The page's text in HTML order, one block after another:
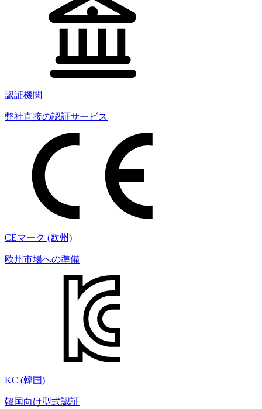
認証機関
弊社直接の認証サービス
CEマーク (欧州)
欧州市場への準備
KC (韓国)
韓国向け型式認証